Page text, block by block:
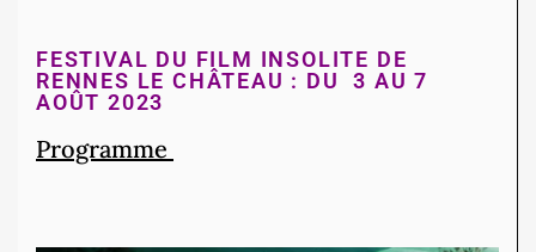
FESTIVAL DU FILM INSOLITE DE
RENNES LE CHÂTEAU : DU
3 AU 7
AOÛT 2023
Programme